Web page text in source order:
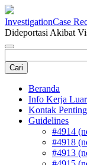
InvestigationCase
Dideportasi Akibat
Beranda
Info Kerja
Kontak Penting
Guidelines
#4914
#4918
#4913